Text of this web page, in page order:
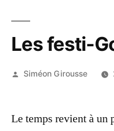
Les festi-
Posted
Siméon Girousse
Le temps revient à un